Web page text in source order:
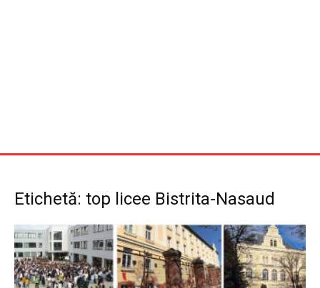
Etichetă: top licee Bistrita-Nasaud